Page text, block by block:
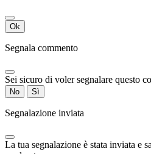
Ok
Segnala commento
Sei sicuro di voler segnalare questo
No Sì
Segnalazione inviata
La tua segnalazione è stata inviata e